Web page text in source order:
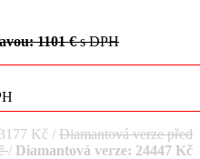
1101 €s DPH
Kč / Diamantová verze před
/ Diamantová verze: 24447 Kč